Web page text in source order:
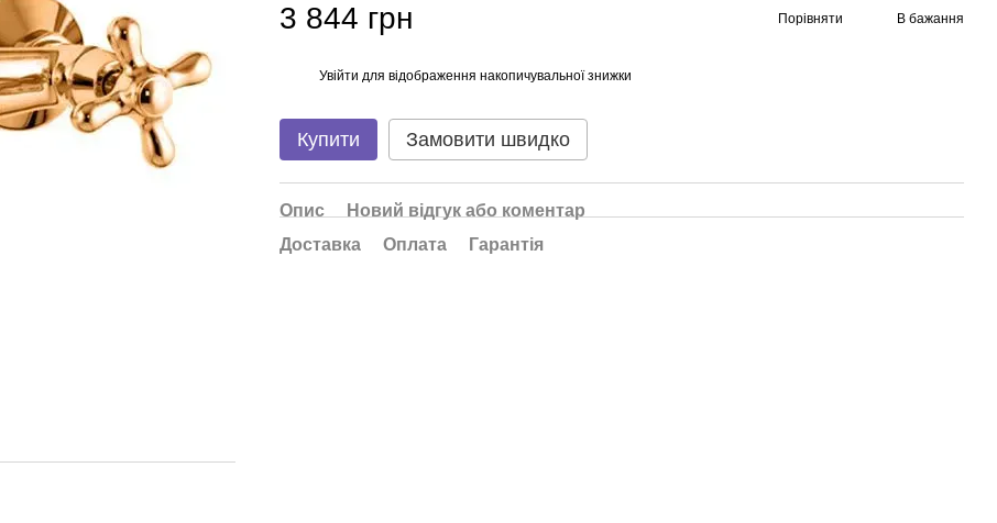
3 844 грн Порівняти В бажання
Увійти для відображення накопичувальної знижки
Купити Замовити швидко
Опис
Новий відгук або коментар
Доставка
Оплата Гарантія